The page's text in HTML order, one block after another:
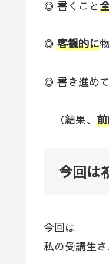
◎ 書くこと
◎ 客観的に
◎ 書き進め
（結果、
今回は
今回は
私の受講生